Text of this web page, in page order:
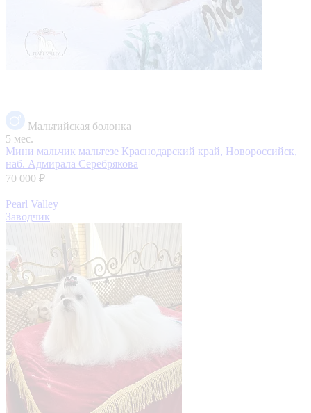
Мальтийская болонка
5 мес.
Мини мальчик мальтезе Краснодарский край, Новороссийск,
наб. Адмирала Серебрякова
70 000 ₽
Pearl Valley
Заводчик